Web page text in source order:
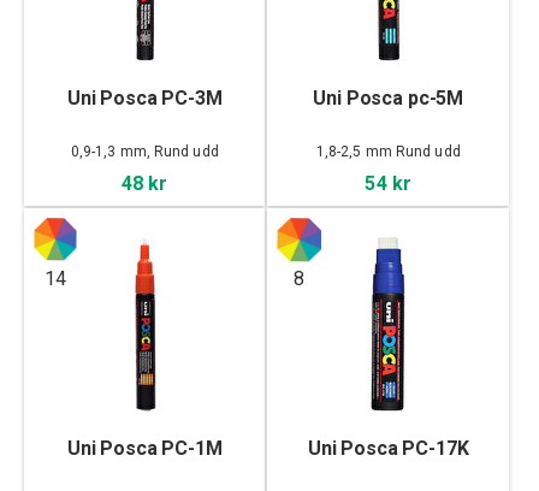
Uni Posca PC-3M
0,9-1,3 mm, Rund udd
48 kr
Uni Posca pc-5M
1,8-2,5 mm Rund udd
54 kr
14
Uni Posca PC-1M
8
Uni Posca PC-17K